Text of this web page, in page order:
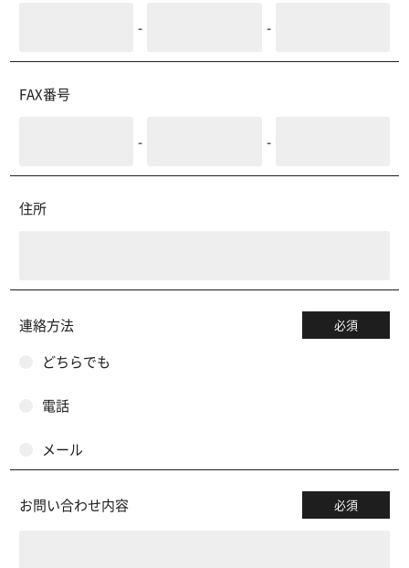
- -
FAX番号
- -
住所
連絡方法 必須
どちらでも
電話
メール
お問い合わせ内容 必須